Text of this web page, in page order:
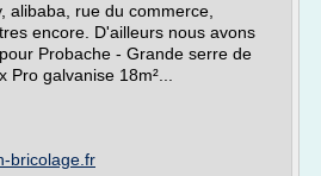
alibaba, rue du commerce,
encore. D'ailleurs nous avons
Probache - Grande serre de
galvanise 18m²...
bricolage.fr